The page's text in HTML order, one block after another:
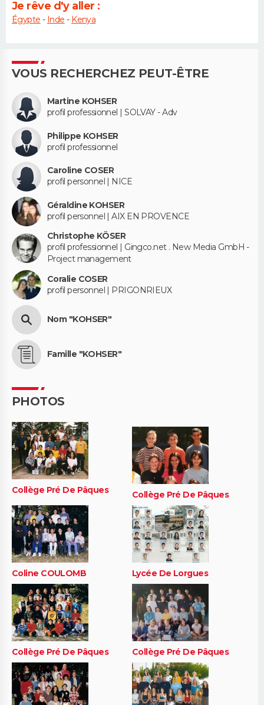
Je rêve d'y aller :
Égypte - Inde - Kenya
VOUS RECHERCHEZ PEUT-ÊTRE
Martine KOHSER
profil professionnel | SOLVAY - Adv
Philippe KOHSER
profil professionnel
Caroline COSER
profil personnel | NICE
Géraldine KOHSER
profil personnel | AIX EN PROVENCE
Christophe KÖSER
profil professionnel | Gingco.net . New Media GmbH -
Project management
Coralie COSER
profil personnel | PRIGONRIEUX
Nom "KOHSER"
Famille "KOHSER"
PHOTOS
Collège Pré De Pâques Collège Pré De Pâques
Coline COULOMB Lycée De Lorgues
Collège Pré De Pâques Collège Pré De Pâques